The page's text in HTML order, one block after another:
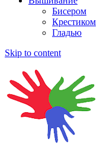
Бисером
Крестиком
Гладью
Skip to content